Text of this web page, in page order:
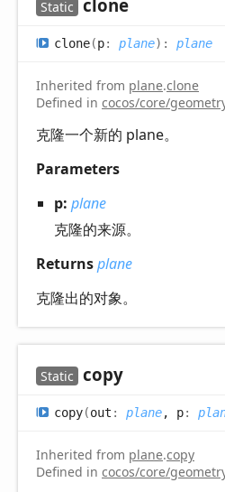
Static clone
clone(p: plane) : plane
Inherited from plane.clone
Defined in cocos/core/
克隆一个新的 plane。
Parameters
p: plane
克隆的来源。
Returnsplane
克隆出的对象。
Static copy
copy(out : plane, p:
Inherited from plane.copy
Defined in cocos/core/